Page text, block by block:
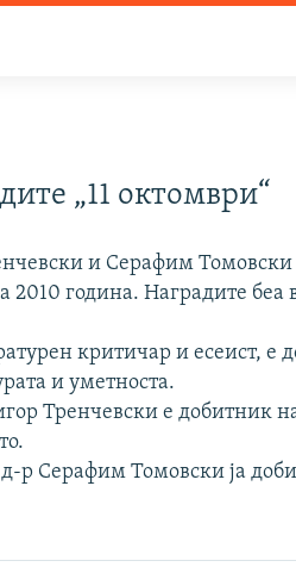
„11 октомври“
и Серафим
2010 година. Наградите
критичар и есеист, е
и уметноста.
Тренчевски е добитник
р Серафим Томовски ја